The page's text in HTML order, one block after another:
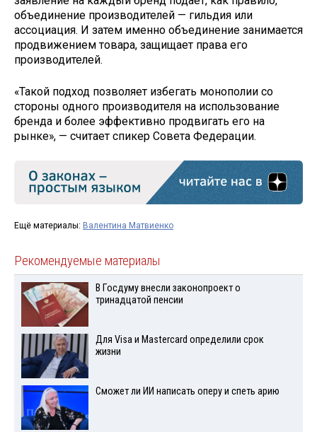
объединение производителей — гильдия или
ассоциация. И затем именно объединение занимается
продвижением товара, защищает права его
производителей.
«Такой подход позволяет избегать монополии со
стороны одного производителя на использование
бренда и более эффективно продвигать его на
рынке», — считает спикер Совета Федерации.
Ещё материалы: Валентина Матвиенко
Рекомендуемые материалы
В Госдуму внесли законопроект о
тринадцатой пенсии
Для Visа и Mastercard определили срок
жизни
Сможет ли ИИ написать оперу и спеть арию